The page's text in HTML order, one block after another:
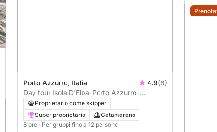
Porto Azzurro, Italia 4.9(8)
Day tour Isola D'Elba-Porto Azzurro-
Piombino
Proprietario come skipper
Super proprietario
Catamarano
8 ore · Per gruppi fino a 12 persone